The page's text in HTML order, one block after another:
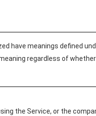
have meanings defined
regardless of
the Service, or the